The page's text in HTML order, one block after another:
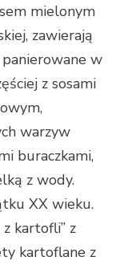
mielonym
zawierają
w
z sosami
warzyw
buraczkami,
z wody.
XX wieku.
kartofli” z
kartoflane z